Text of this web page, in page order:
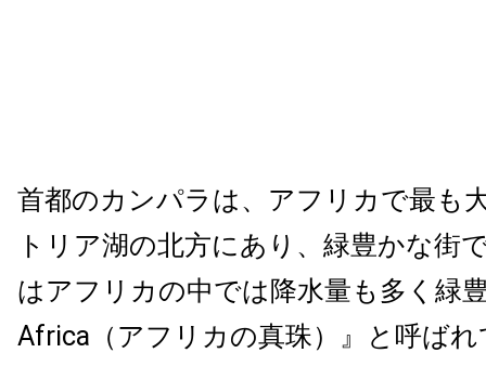
首都のカンパラは、アフリカで最も
トリア湖の北方にあり、緑豊かな街
はアフリカの中では降水量も多く緑
Africa （アフリカの真珠）』と呼ば